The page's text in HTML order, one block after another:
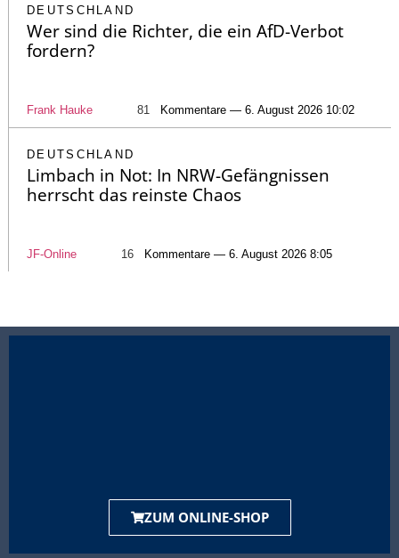
DEUTSCHLAND
Wer sind die Richter, die ein AfD-Verbot
fordern?
Frank Hauke 81 Kommentare — 6. August 2026 10:02
DEUTSCHLAND
Limbach in Not: In NRW-Gefängnissen
herrscht das reinste Chaos
JF-Online 16 Kommentare — 6. August 2026 8:05
ZUM ONLINE-SHOP